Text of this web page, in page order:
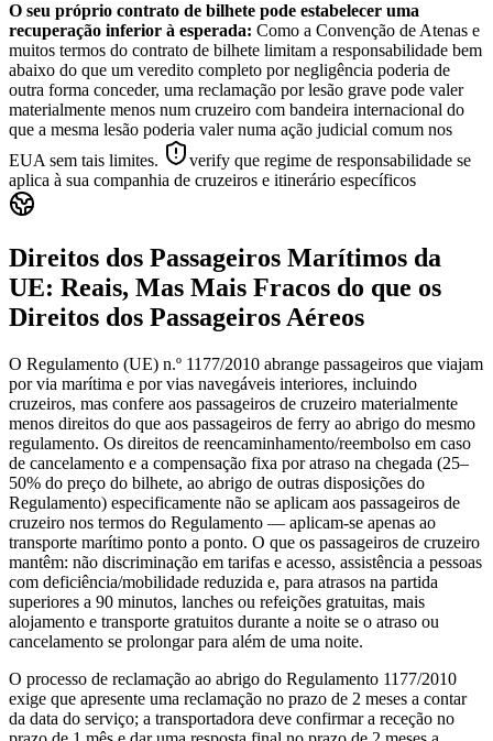
O seu próprio contrato de bilhete pode estabelecer uma
recuperação inferior à esperada: Como a Convenção de Atenas e
muitos termos do contrato de bilhete limitam a responsabilidade bem
abaixo do que um veredito completo por negligência poderia de
outra forma conceder, uma reclamação por lesão grave pode valer
materialmente menos num cruzeiro com bandeira internacional do
que a mesma lesão poderia valer numa ação judicial comum nos
EUA sem tais limites.
verify que regime de responsabilidade se
aplica à sua companhia de cruzeiros e itinerário específicos
Direitos dos Passageiros Marítimos da
UE: Reais, Mas Mais Fracos do que os
Direitos dos Passageiros Aéreos
O Regulamento (UE) n.º 1177/2010 abrange passageiros que viajam
por via marítima e por vias navegáveis interiores, incluindo
cruzeiros, mas confere aos passageiros de cruzeiro materialmente
menos direitos do que aos passageiros de ferry ao abrigo do mesmo
regulamento. Os direitos de reencaminhamento/reembolso em caso
de cancelamento e a compensação fixa por atraso na chegada (25–
50% do preço do bilhete, ao abrigo de outras disposições do
Regulamento) especificamente não se aplicam aos passageiros de
cruzeiro nos termos do Regulamento — aplicam-se apenas ao
transporte marítimo ponto a ponto. O que os passageiros de cruzeiro
mantêm: não discriminação em tarifas e acesso, assistência a pessoas
com deficiência/mobilidade reduzida e, para atrasos na partida
superiores a 90 minutos, lanches ou refeições gratuitas, mais
alojamento e transporte gratuitos durante a noite se o atraso ou
cancelamento se prolongar para além de uma noite.
O processo de reclamação ao abrigo do Regulamento 1177/2010
exige que apresente uma reclamação no prazo de 2 meses a contar
da data do serviço; a transportadora deve confirmar a receção no